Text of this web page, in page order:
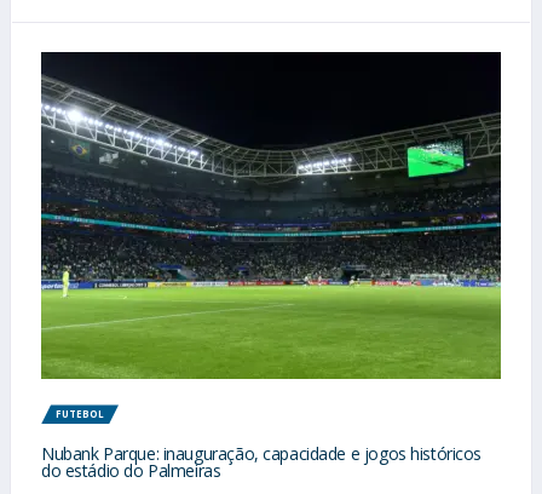
FUTEBOL
Nubank Parque: inauguração, capacidade e jogos históricos
do estádio do Palmeiras